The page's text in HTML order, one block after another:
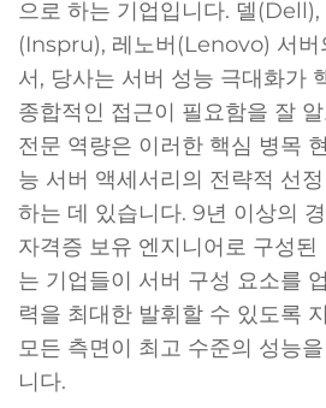
으로 하는 기업입니다. 델
(Inspru), 레노버(Lenovo) 서버
서, 당사는 서버 성능 극대화가
종합적인 접근이 필요함을 잘
전문 역량은 이러한 핵심 병목
능 서버 액세서리의 전략적 선
하는 데 있습니다. 9년 이상의
자격증 보유 엔지니어로 구성
는 기업들이 서버 구성 요소를
력을 최대한 발휘할 수 있도록
모든 측면이 최고 수준의 성능
니다.